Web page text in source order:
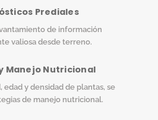
Prediales
de información
valiosa desde terreno.
Manejo Nutricional
edad y densidad de plantas, se
de manejo nutricional.